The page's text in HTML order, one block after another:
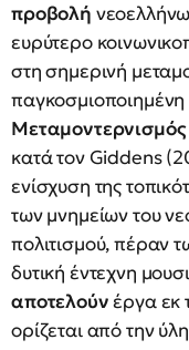
προβολή
ευρύτερο
στη σημερινή
Μεταμοντερνισμός
κατά τον Giddens
ενίσχυση της
των μνημείων του
πολιτισμού, πέραν
δυτική έντεχνη
αποτελούνέργα εκ
ορίζεται από την